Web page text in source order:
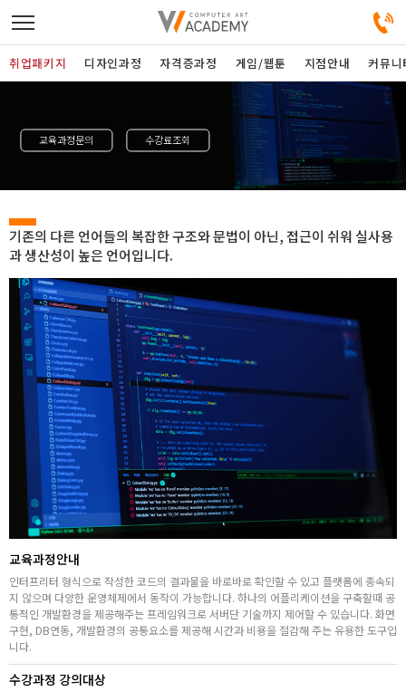
게임과정
자격증과정
커뮤니티
취업패키지
취업지원센터
고객상담센터
아카데미소개
지점별 홈페이지
취업패키지 디자인과정 자격증과정 게임/웹툰 지점안내 커뮤니
교육과정문의 수강료조회
기존의 다른 언어들의 복잡한 구조와 문법이 아닌, 접근이 쉬워 실사용
과 생산성이 높은 언어입니다.
교육과정안내
인터프리터 형식으로 작성한 코드의 결과물을 바로바로 확인할 수 있고 플랫폼에 종속되
지 않으며 다양한 운영체제에서 동작이 가능합니다. 하나의 어플리케이션을 구축할때 공
통적인 개발환경을 제공해주는 프레임워크로 서버단 기술까지 제어할 수 있습니다. 화면
구현, DB연동, 개발환경의 공통요소를 제공해 시간과 비용을 절감해 주는 유용한 도구입
니다.
수강과정 강의대상